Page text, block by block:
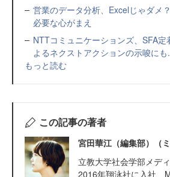
営業のデータ分析、Excelじゃダメ
必要な心がまえ
NTTコミュニケーションズ、SFA
よるネクストアクションの示唆にも
もっと読む
この記事の著者
宮田華江（編集部）（
立教大学社会学部メデ
2016年翔泳社に入社、